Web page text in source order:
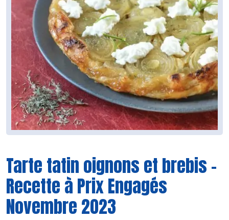
Tarte tatin oignons et brebis -
Recette à Prix Engagés
Novembre 2023